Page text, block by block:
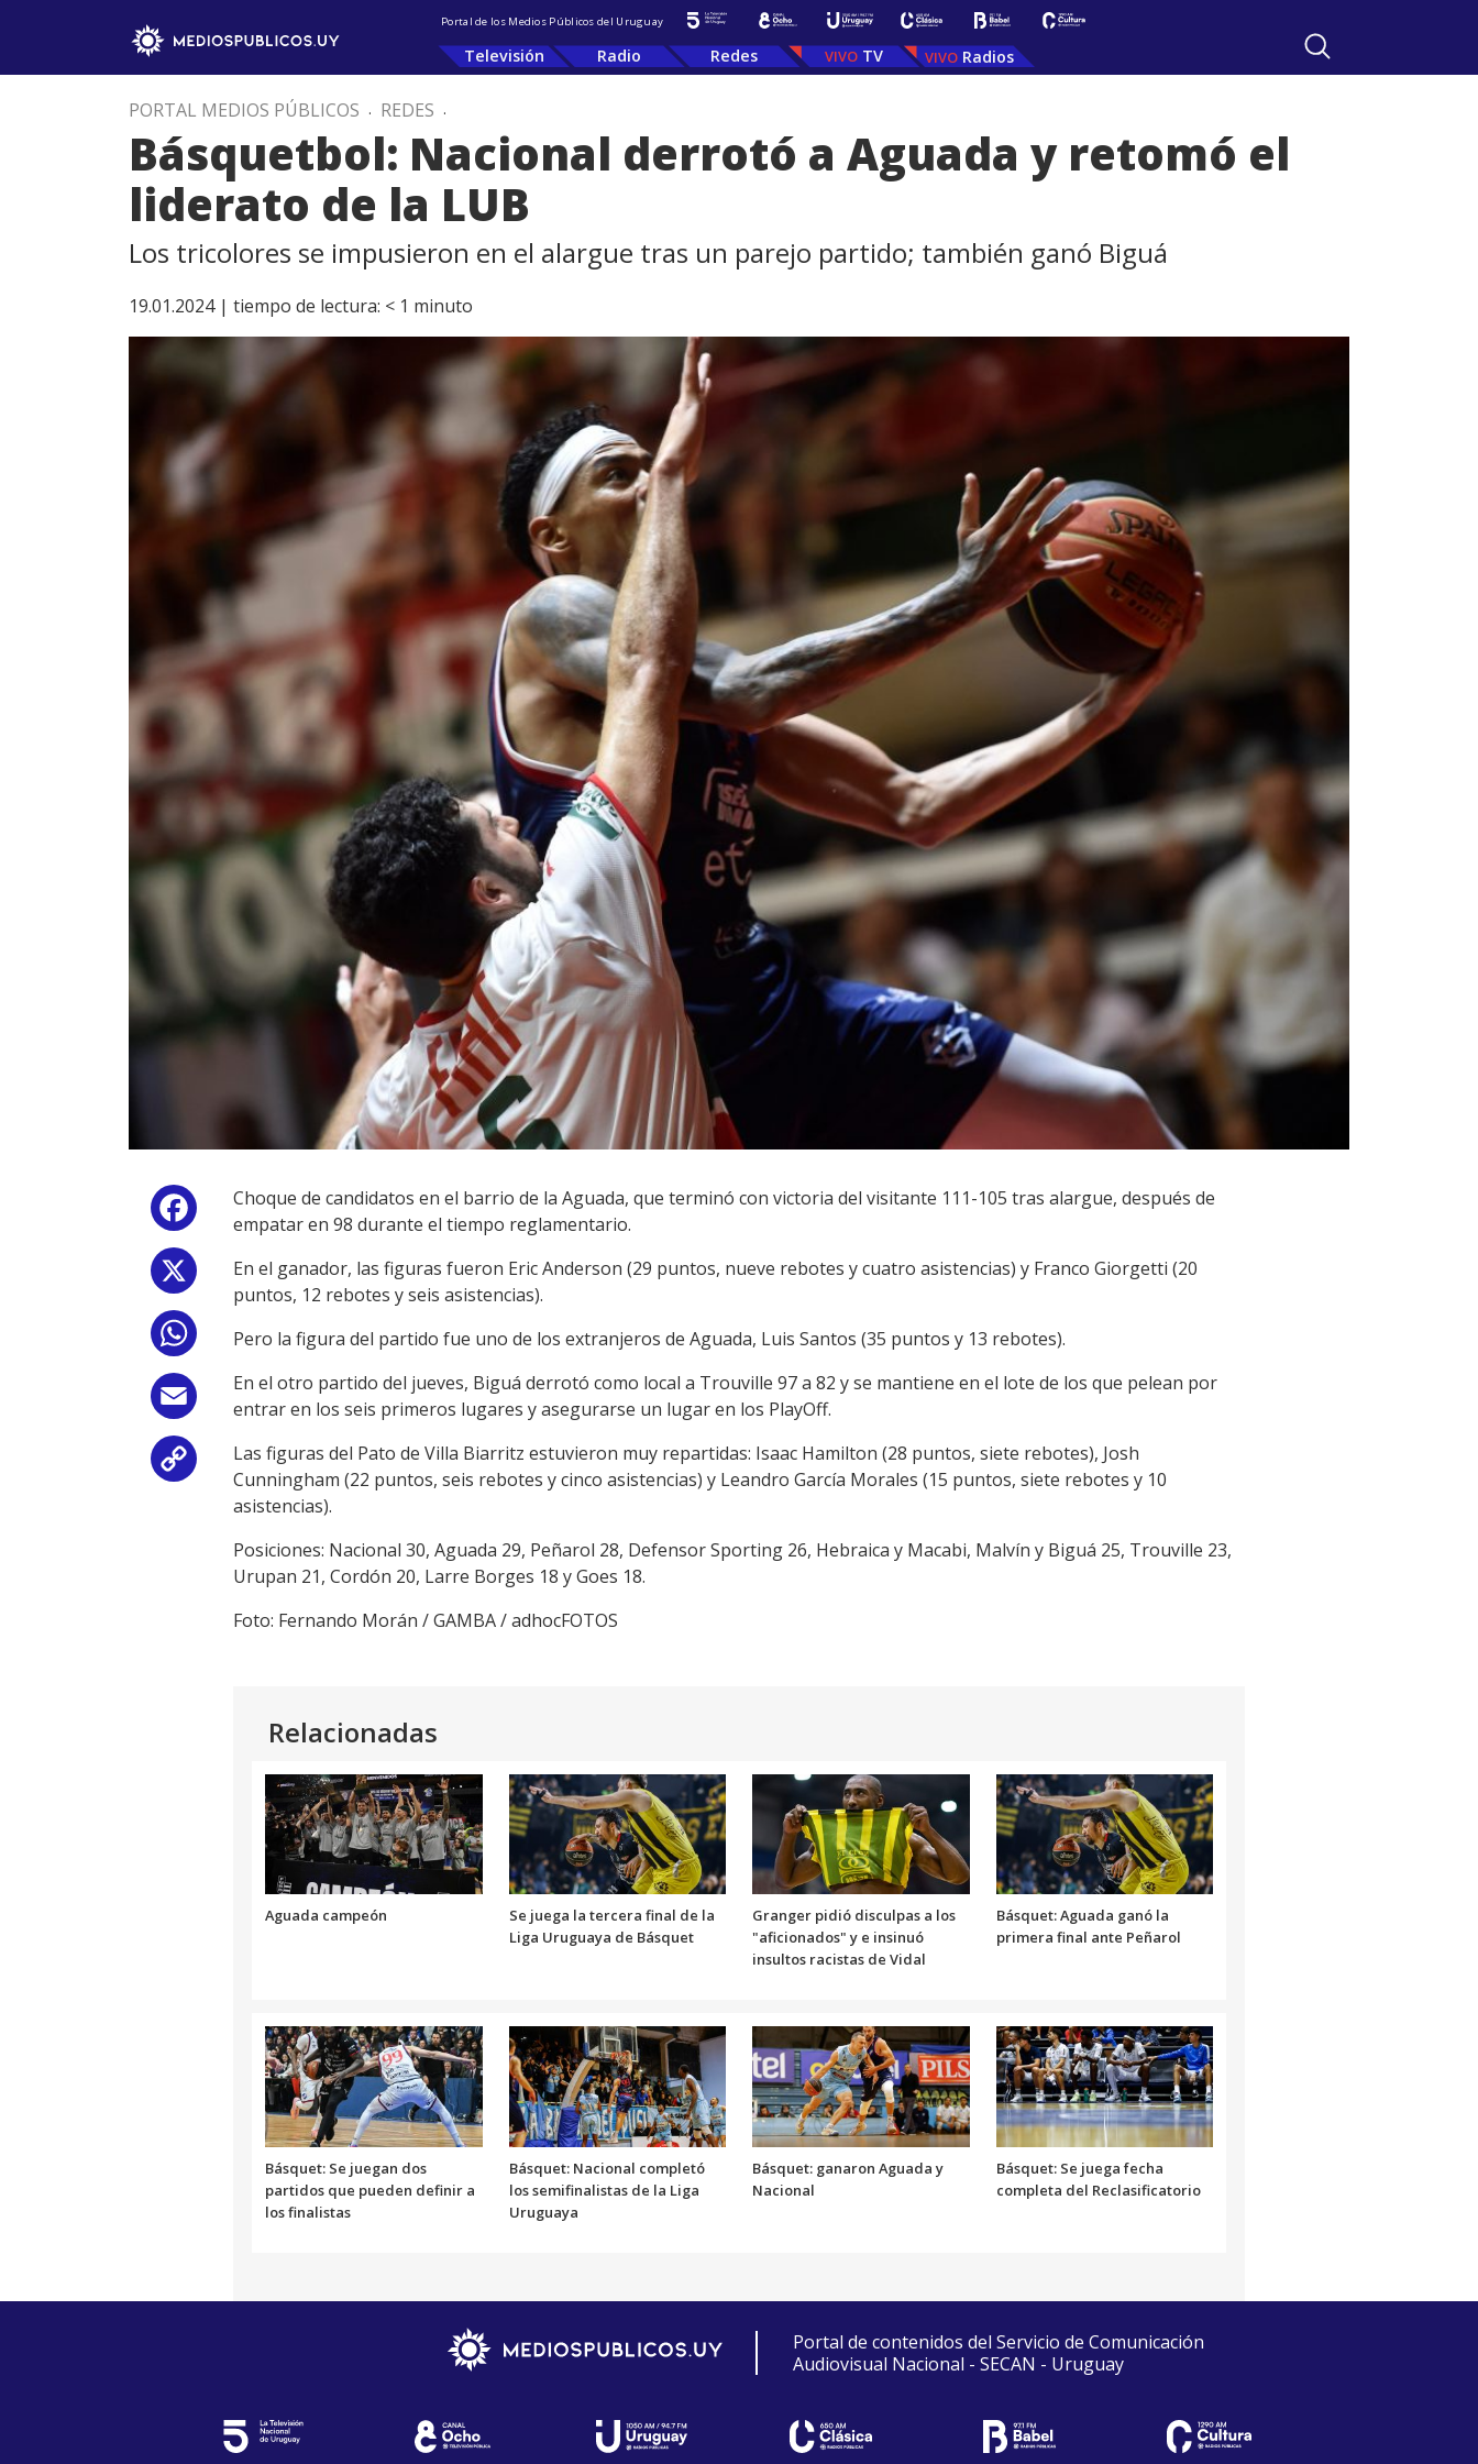
Portal de los Medios Públicos del Uruguay
Televisión Radio Redes TV Radios
PORTAL MEDIOS PÚBLICOS . REDES .
Básquetbol: Nacional derrotó a Aguada y retomó el
liderato de la LUB
Los tricolores se impusieron en el alargue tras un parejo partido; también ganó Biguá
19.01.2024 | tiempo de lectura: < 1 minuto
Facebook
WhatsApp
Email
Copy
Link
Choque de candidatos en el barrio de la Aguada, que terminó con victoria del visitante 111-105 tras alargue, después de
empatar en 98 durante el tiempo reglamentario.
En el ganador, las figuras fueron Eric Anderson (29 puntos, nueve rebotes y cuatro asistencias) y Franco Giorgetti (20
puntos, 12 rebotes y seis asistencias).
Pero la figura del partido fue uno de los extranjeros de Aguada, Luis Santos (35 puntos y 13 rebotes).
En el otro partido del jueves, Biguá derrotó como local a Trouville 97 a 82 y se mantiene en el lote de los que pelean por
entrar en los seis primeros lugares y asegurarse un lugar en los PlayOff.
Las figuras del Pato de Villa Biarritz estuvieron muy repartidas: Isaac Hamilton (28 puntos, siete rebotes), Josh
Cunningham (22 puntos, seis rebotes y cinco asistencias) y Leandro García Morales (15 puntos, siete rebotes y 10
asistencias).
Posiciones: Nacional 30, Aguada 29, Peñarol 28, Defensor Sporting 26, Hebraica y Macabi, Malvín y Biguá 25, Trouville 23,
Urupan 21, Cordón 20, Larre Borges 18 y Goes 18.
Foto: Fernando Morán / GAMBA / adhocFOTOS
Relacionadas
Aguada campeón
Se juega la tercera final de la
Liga Uruguaya de Básquet
Granger pidió disculpas a los
"aficionados" y e insinuó
insultos racistas de Vidal
Básquet: Aguada ganó la
primera final ante Peñarol
Básquet: Se juegan dos
partidos que pueden definir a
los finalistas
Básquet: Nacional completó
los semifinalistas de la Liga
Uruguaya
Básquet: ganaron Aguada y
Nacional
Básquet: Se juega fecha
completa del Reclasificatorio
Portal de contenidos del Servicio de Comunicación
Audiovisual Nacional - SECAN - Uruguay